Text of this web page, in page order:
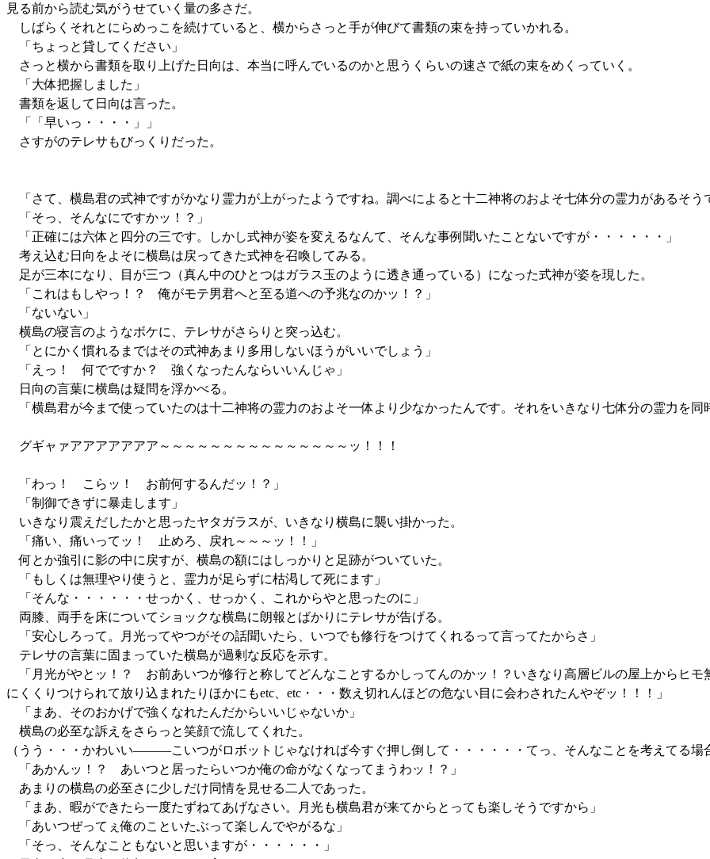
見る前から読む気がうせていく量の多さだ。
しばらくそれとにらめっこを続けていると、横からさっと手が伸びて書類の束を持っていかれる。
「ちょっと貸してください」
さっと横から書類を取り上げた日向は、本当に呼んでいるのかと思うくらいの速さで紙の束をめくっていく。
「大体把握しました」
書類を返して日向は言った。
「「早いっ・・・・」」
さすがのテレサもびっくりだった。
「さて、横島君の式神ですがかなり霊力が上がったようですね。調べによると十二神将のおよそ七体分の霊力があるそう
「そっ、そんなにですかッ！？」
「正確には六体と四分の三です。しかし式神が姿を変えるなんて、そんな事例聞いたことないですが・・・・・・」
考え込む日向をよそに横島は戻ってきた式神を召喚してみる。
足が三本になり、目が三つ（真ん中のひとつはガラス玉のように透き通っている）になった式神が姿を現した。
「これはもしやっ！？ 俺がモテ男君へと至る道への予兆なのかッ！？」
「ないない」
横島の寝言のようなボケに、テレサがさらりと突っ込む。
「とにかく慣れるまではその式神あまり多用しないほうがいいでしょう」
「えっ！ 何でですか？ 強くなったんならいいんじゃ」
日向の言葉に横島は疑問を浮かべる。
「横島君が今まで使っていたのは十二神将の霊力のおよそ一体より少なかったんです。それをいきなり七体分の霊力を同
グギャァアアアアアアア～～～～～～～～～～～～～～～ッ！！！
「わっ！ こらッ！ お前何するんだッ！？」
「制御できずに暴走します」
いきなり震えだしたかと思ったヤタガラスが、いきなり横島に襲い掛かった。
「痛い、痛いってッ！ 止めろ、戻れ～～～ッ！！」
何とか強引に影の中に戻すが、横島の額にはしっかりと足跡がついていた。
「もしくは無理やり使うと、霊力が足らずに枯渇して死にます」
「そんな・・・・・・せっかく、せっかく、これからやと思ったのに」
両膝、両手を床についてショックな横島に朗報とばかりにテレサが告げる。
「安心しろって。月光ってやつがその話聞いたら、いつでも修行をつけてくれるって言ってたからさ」
テレサの言葉に固まっていた横島が過剰な反応を示す。
「月光がやとッ！？ お前あいつが修行と称してどんなことするかしってんのかッ！？いきなり高層ビルの屋上からヒモ
にくくりつけられて放り込まれたりほかにもetc、etc・・・数え切れんほどの危ない目に会わされたんやぞッ！！！」
「まあ、そのおかげで強くなれたんだからいいじゃないか」
横島の必至な訴えをさらっと笑顔で流してくれた。
（うう・・・かわいい―――こいつがロボットじゃなければ今すぐ押し倒して・・・・・・てっ、そんなことを考えてる場
「あかんッ！？ あいつと居ったらいつか俺の命がなくなってまうわッ！？」
あまりの横島の必至さに少しだけ同情を見せる二人であった。
「まあ、暇ができたら一度たずねてあげなさい。月光も横島君が来てからとっても楽しそうですから」
「あいつぜってぇ俺のこといたぶって楽しんでやがるな」
「そっ、そんなこともないと思いますが・・・・・・」